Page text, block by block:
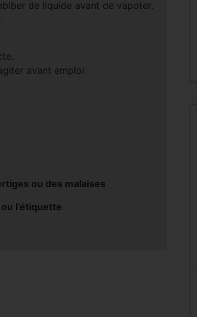
de liquide avant de vapoter.
avant emploi.
ou des malaises
l’étiquette